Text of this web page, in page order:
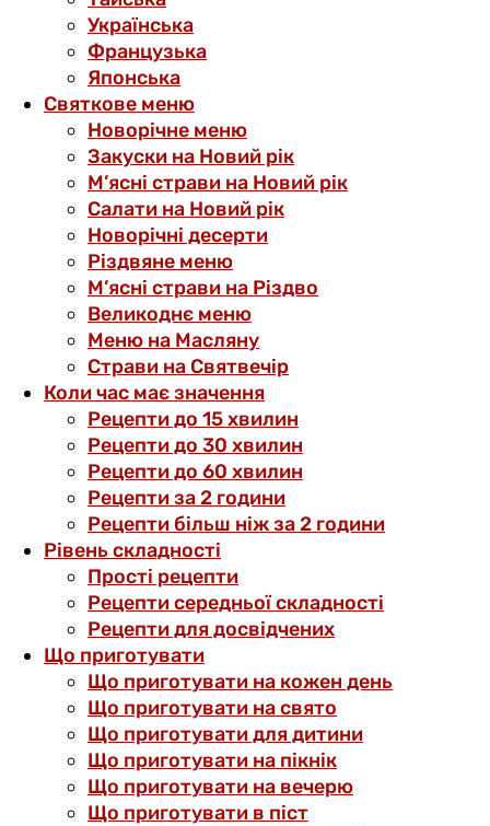
Українська
Французька
Японська
Святкове меню
Новорічне меню
Закуски на Новий рік
М’ясні страви на Новий рік
Салати на Новий рік
Новорічні десерти
Різдвяне меню
М’ясні страви на Різдво
Великоднє меню
Меню на Масляну
Страви на Святвечір
Коли час має значення
Рецепти до 15 хвилин
Рецепти до 30 хвилин
Рецепти до 60 хвилин
Рецепти за 2 години
Рецепти більш ніж за 2 години
Рівень складності
Прості рецепти
Рецепти середньої складності
Рецепти для досвідчених
Що приготувати
Що приготувати на кожен день
Що приготувати на свято
Що приготувати для дитини
Що приготувати на пікнік
Що приготувати на вечерю
Що приготувати в піст